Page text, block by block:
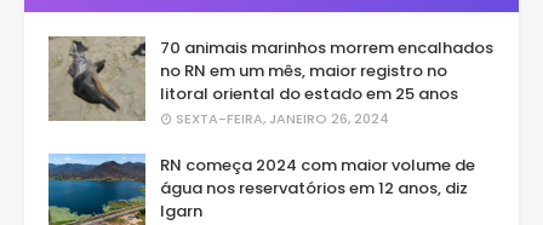
70 animais marinhos morrem encalhados
no RN em um mês, maior registro no
litoral oriental do estado em 25 anos
SEXTA-FEIRA, JANEIRO 26, 2024
RN começa 2024 com maior volume de
água nos reservatórios em 12 anos, diz
Igarn